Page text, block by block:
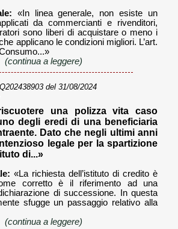
«In linea generale, non esiste un
da commercianti e rivenditori,
sono liberi di acquistare o meno i
applicano le condizioni migliori. L’art.
(continua a leggere)
Q202438903 del 31/08/2024
una polizza vita caso
degli eredi di una beneficiaria
Dato che negli ultimi anni
legale per la spartizione
di...»
«La richiesta dell’istituto di credito è
corretto è il riferimento ad una
di successione. In questa
sfugge un passaggio relativo alla
(continua a leggere)